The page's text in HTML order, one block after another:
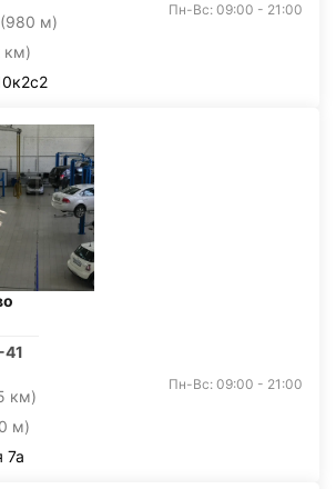
(980 м)
км)
Пн-Вс: 09:00 - 21:00
км)
м)
Пн-Вс: 09:00 - 21:00
7а